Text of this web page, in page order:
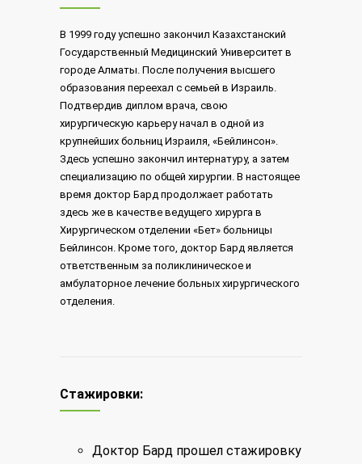
В 1999 году успешно закончил Казахстанский
Государственный Медицинский Университет в
городе Алматы. После получения высшего
образования переехал с семьей в Израиль.
Подтвердив диплом врача, свою
хирургическую карьеру начал в одной из
крупнейших больниц Израиля, «Бейлинсон».
Здесь успешно закончил интернатуру, а затем
специализацию по общей хирургии. В настоящее
время доктор Бард продолжает работать
здесь же в качестве ведущего хирурга в
Хирургическом отделении «Бет» больницы
Бейлинсон. Кроме того, доктор Бард является
ответственным за поликлиническое и
амбулаторное лечение больных хирургического
отделения.
Стажировки:
Доктор Бард прошел стажировку